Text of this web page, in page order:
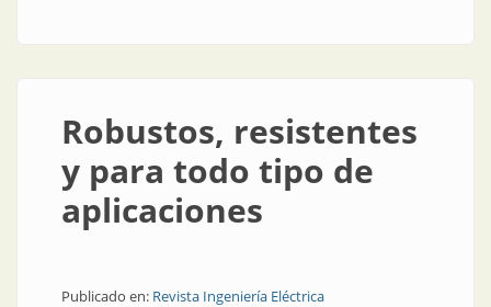
Robustos, resistentes
y para todo tipo de
aplicaciones
Publicado en: Revista Ingeniería Eléctrica